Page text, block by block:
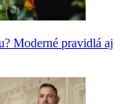
Moderné pravidlá aj